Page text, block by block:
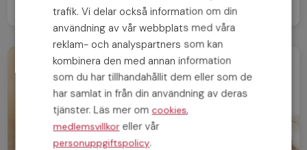
trafik. Vi delar också information om din
användning av vår webbplats med våra
reklam- och analyspartners som kan
kombinera den med annan information
som du har tillhandahållit dem eller som de
har samlat in från din användning av deras
tjänster. Läs mer om cookies,
medlemsvillkoreller vår
personuppgiftspolicy.